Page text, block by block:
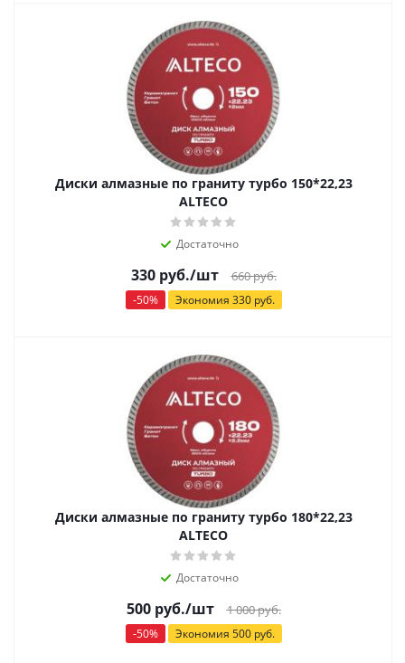
Диски алмазные по граниту турбо 150*22,23
ALTECO
Достаточно
330руб./шт 660руб.
-50% Экономия 330руб.
Диски алмазные по граниту турбо 180*22,23
ALTECO
Достаточно
500руб./шт 1 000руб.
-50% Экономия 500руб.